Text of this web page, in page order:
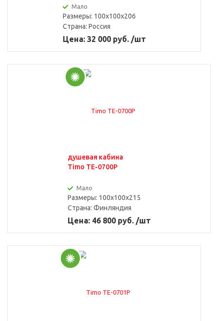
Мало
Размеры: 100x100x206
Страна: Россия
Цена: 32 000 руб. /шт
душевая кабина
Timo TE-0700P
Мало
Размеры: 100x100x215
Страна: Финляндия
Цена: 46 800 руб. /шт